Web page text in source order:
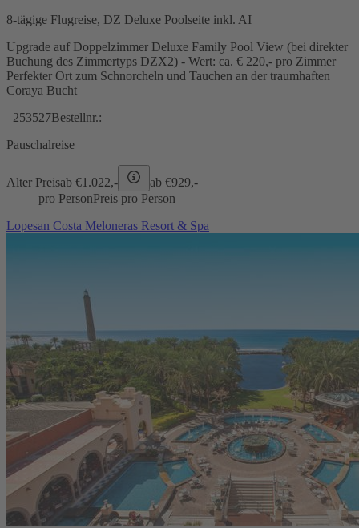
8-tägige Flugreise, DZ Deluxe Poolseite inkl. AI
Upgrade auf Doppelzimmer Deluxe Family Pool View (bei direkter
Buchung des Zimmertyps DZX2) - Wert: ca. € 220,- pro Zimmer
Perfekter Ort zum Schnorcheln und Tauchen an der traumhaften
Coraya Bucht
253527Bestellnr.:
Pauschalreise
Alter Preisab €1.022,- ab €929,-
pro PersonPreis pro Person
Lopesan Costa Meloneras Resort & Spa